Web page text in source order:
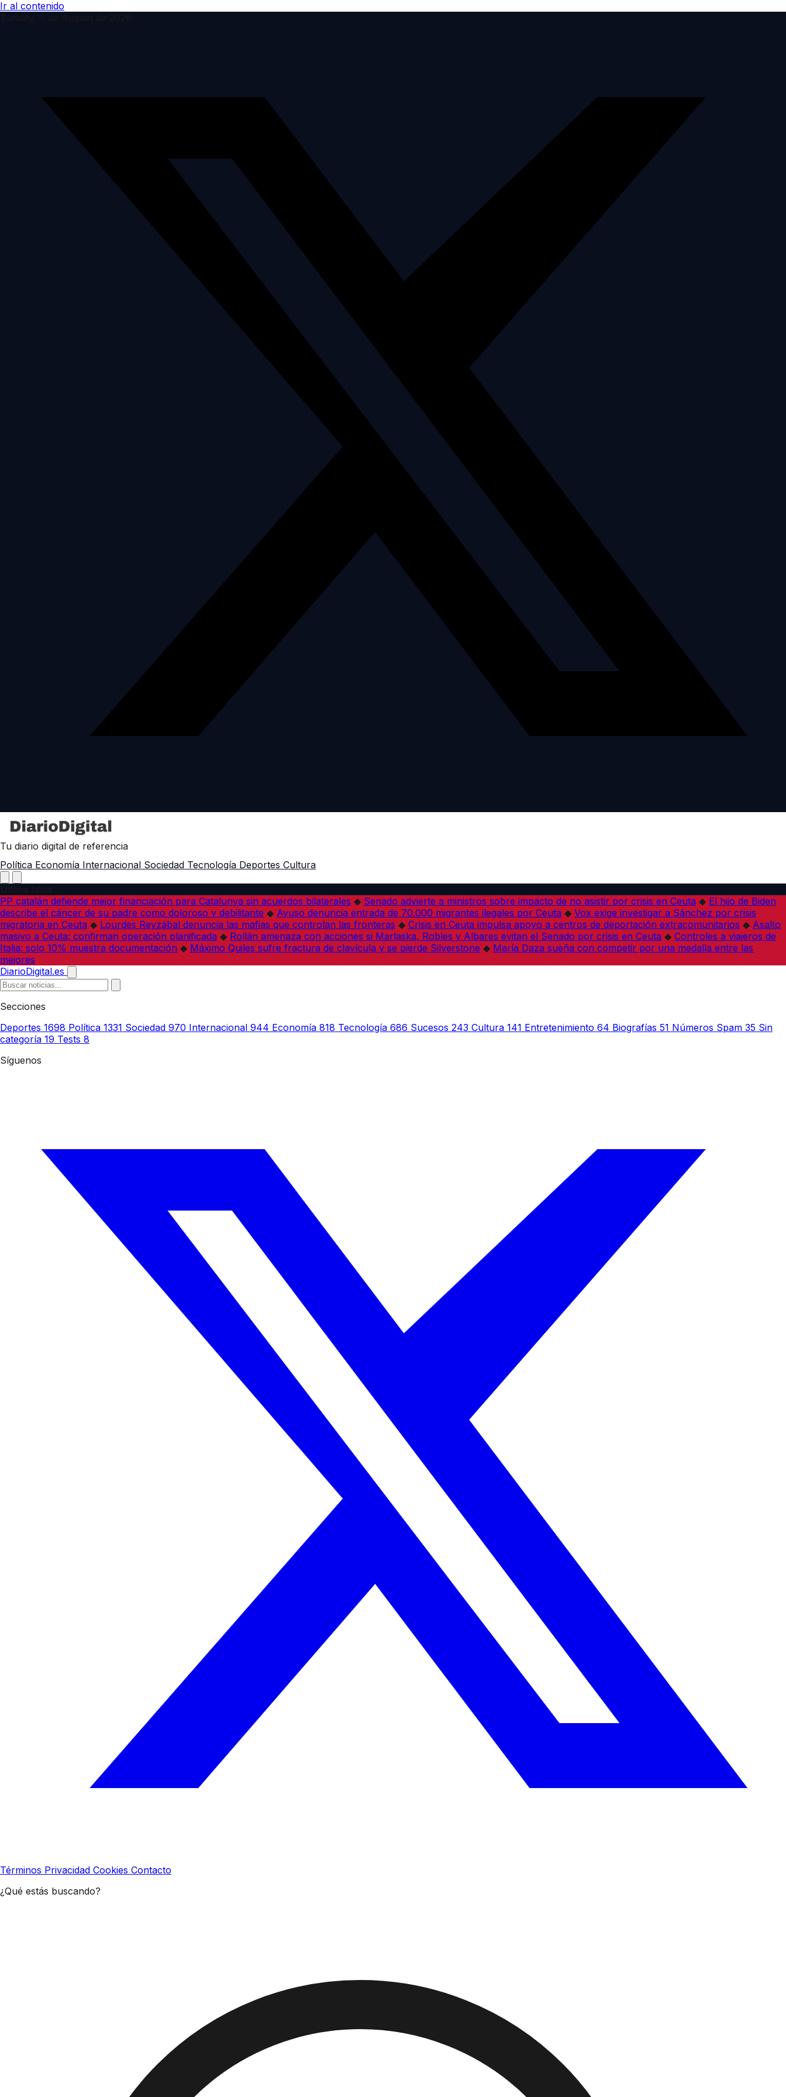
Ir al contenido
Tu diario digital de referencia
Política Economía Internacional Sociedad Tecnología Deportes Cultura
PP catalán defiende mejor financiación para Catalunya sin acuerdos bilaterales ◆ Senado advierte a ministros sobre impacto de no asistir por crisis en Ceuta ◆ El hijo de Biden
describe el cáncer de su padre como doloroso y debilitante ◆ Ayuso denuncia entrada de 70.000 migrantes ilegales por Ceuta ◆ Vox exige investigar a Sánchez por crisis
migratoria en Ceuta ◆ Lourdes Reyzábal denuncia las mafias que controlan las fronteras ◆ Crisis en Ceuta impulsa apoyo a centros de deportación extracomunitarios ◆ Asalto
masivo a Ceuta: confirman operación planificada ◆ Rollán amenaza con acciones si Marlaska, Robles y Albares evitan el Senado por crisis en Ceuta ◆ Controles a viajeros de
Italia: solo 10% muestra documentación ◆ Máximo Quiles sufre fractura de clavícula y se pierde Silverstone ◆ María Daza sueña con competir por una medalla entre las
mejores
DiarioDigital.es
Secciones
Deportes 1698 Política 1331 Sociedad 970 Internacional 944 Economía 818 Tecnología 686 Sucesos 243 Cultura 141 Entretenimiento 64 Biografías 51 Números Spam 35 Sin
categoría 19 Tests 8
Síguenos
Términos Privacidad Cookies Contacto
¿Qué estás buscando?